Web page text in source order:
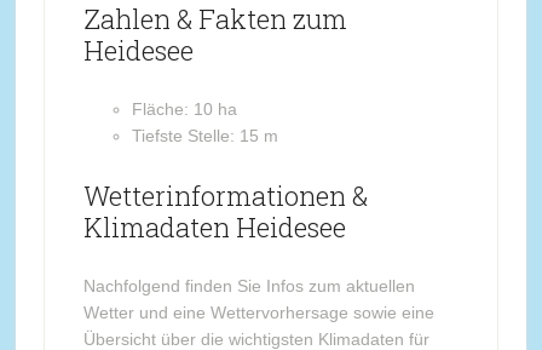
Zahlen & Fakten zum
Heidesee
Fläche: 10 ha
Tiefste Stelle: 15 m
Wetterinformationen &
Klimadaten Heidesee
Nachfolgend finden Sie Infos zum aktuellen
Wetter und eine Wettervorhersage sowie eine
Übersicht über die wichtigsten Klimadaten für